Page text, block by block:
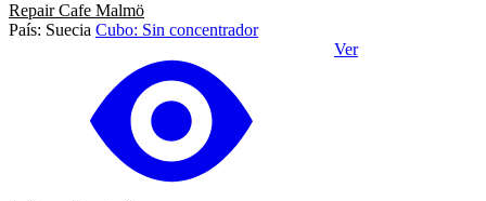
Repair Cafe Malmö
País: Suecia Cubo: Sin concentrador
Ver